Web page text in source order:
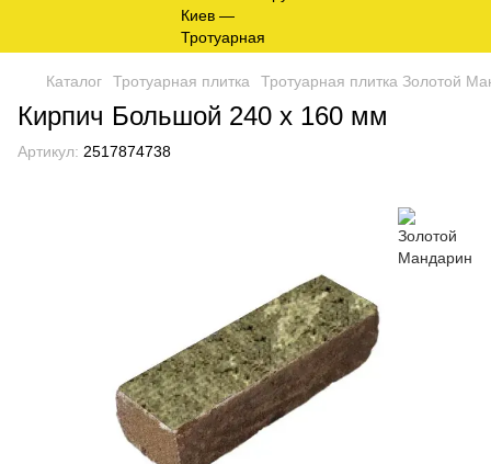
Каталог Тротуарная плитка Тротуарная плитка Золотой
Кирпич Большой 240 х 160 мм
Артикул: 2517874738